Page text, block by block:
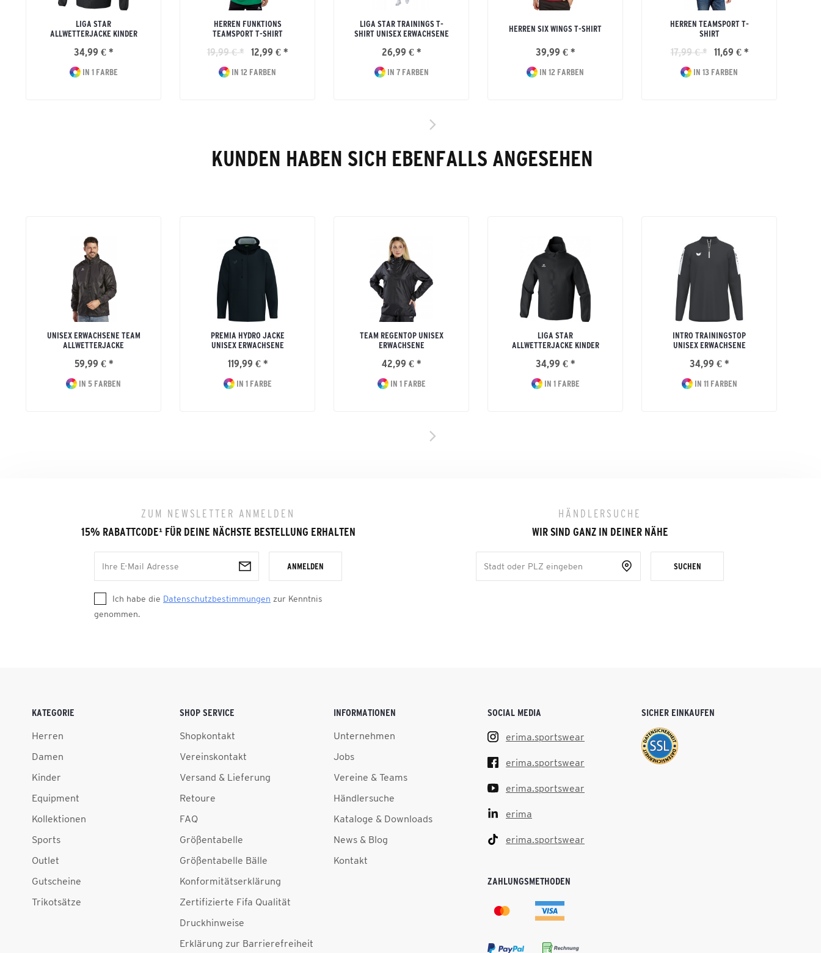
LIGA STAR
ALLWETTERJACKE KINDER
34,99 € *
IN 1 FARBE
HERREN FUNKTIONS
TEAMSPORT T-SHIRT
19,99 € * 12,99 € *
IN 12 FARBEN
LIGA STAR TRAININGS T-
SHIRT UNISEX ERWACHSENE
26,99 € *
IN 7 FARBEN
HERREN SIX WINGS T-SHIRT
39,99 € *
IN 12 FARBEN
HERREN TEAMSPORT T-
SHIRT
17,99 € * 11,69 € *
IN 13 FARBEN
KUNDEN HABEN SICH EBENFALLS ANGESEHEN
UNISEX ERWACHSENE TEAM
ALLWETTERJACKE
59,99 € *
IN 5 FARBEN
PREMIA HYDRO JACKE
UNISEX ERWACHSENE
119,99 € *
IN 1 FARBE
TEAM REGENTOP UNISEX
ERWACHSENE
42,99 € *
IN 1 FARBE
LIGA STAR
ALLWETTERJACKE KINDER
34,99 € *
IN 1 FARBE
INTRO TRAININGSTOP
UNISEX ERWACHSENE
34,99 € *
IN 11 FARBEN
ZUM NEWSLETTER ANMELDEN
15% RABATTCODE¹FÜR DEINE NÄCHSTE BESTELLUNG ERHALTEN
ANMELDEN
Ich habe die Datenschutzbestimmungen zur Kenntnis
genommen.
HÄNDLERSUCHE
WIR SIND GANZ IN DEINER NÄHE
SUCHEN
KATEGORIE
Herren
Damen
Kinder
Equipment
Kollektionen
Sports
Outlet
Gutscheine
Trikotsätze
SHOP SERVICE
Shopkontakt
Vereinskontakt
Versand & Lieferung
Retoure
FAQ
Größentabelle
Größentabelle Bälle
Konformitätserklärung
Zertifizierte Fifa Qualität
Druckhinweise
Erklärung zur Barrierefreiheit
INFORMATIONEN
Unternehmen
Jobs
Vereine & Teams
Händlersuche
Kataloge & Downloads
News & Blog
Kontakt
SOCIAL MEDIA
erima.sportswear
erima.sportswear
erima.sportswear
erima
erima.sportswear
ZAHLUNGSMETHODEN
SICHER EINKAUFEN